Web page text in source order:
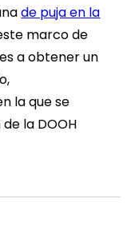
de puja en la
marco de
a obtener un
la que se
la DOOH